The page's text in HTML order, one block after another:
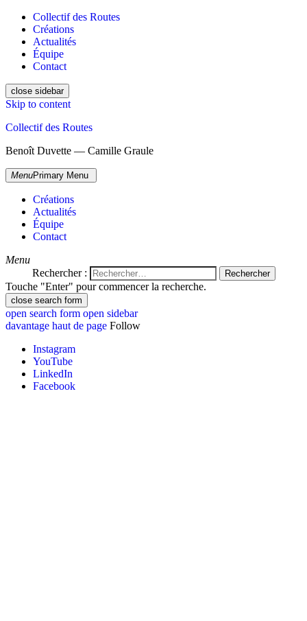
Collectif des Routes
Créations
Actualités
Équipe
Contact
close sidebar
Skip to content
Collectif des Routes
Benoît Duvette — Camille Graule
MenuPrimary Menu
Créations
Actualités
Équipe
Contact
Menu
Rechercher :
Touche "Enter" pour commencer la recherche.
close search form
open search form open sidebar
davantage haut de page Follow
Instagram
YouTube
LinkedIn
Facebook